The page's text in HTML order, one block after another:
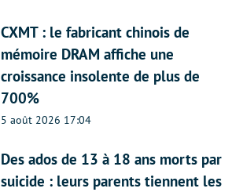
CXMT : le fabricant chinois de
mémoire DRAM affiche une
croissance insolente de plus de
700%
5 août 2026 17:04
Des ados de 13 à 18 ans morts par
suicide : leurs parents tiennent les